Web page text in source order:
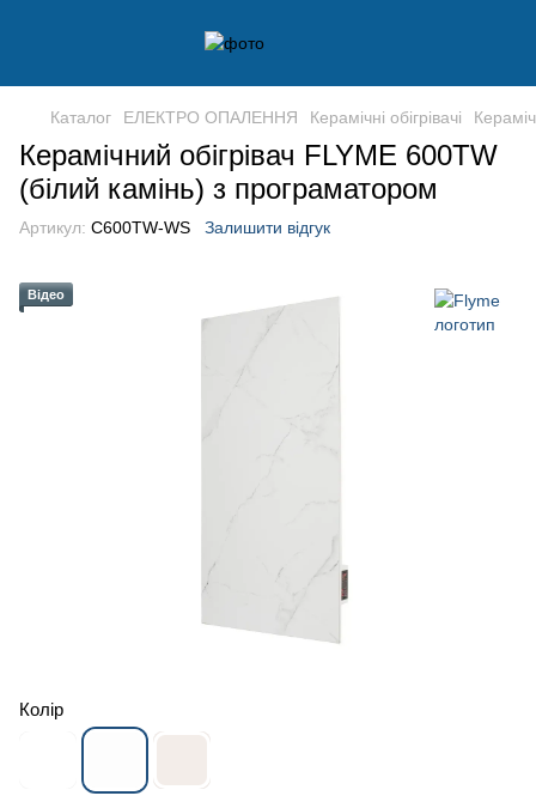
Каталог ЕЛЕКТРО ОПАЛЕННЯ Керамічні обігрівачі
Керамічний обігрівач FLYME 600TW
(білий камінь) з програматором
Артикул: C600TW-WS Залишити відгук
Відео
Колір